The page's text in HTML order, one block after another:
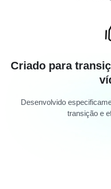
Criado para
Desenvolvido
transição e